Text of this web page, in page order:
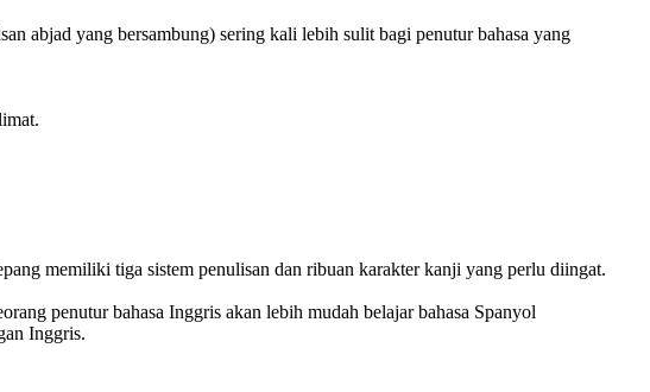
abjad yang bersambung) sering kali lebih sulit bagi penutur bahasa yang
memiliki tiga sistem penulisan dan ribuan karakter kanji yang perlu diingat.
penutur bahasa Inggris akan lebih mudah belajar bahasa Spanyol
Inggris.